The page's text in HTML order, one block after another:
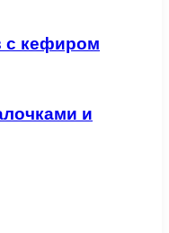
с кефиром
и